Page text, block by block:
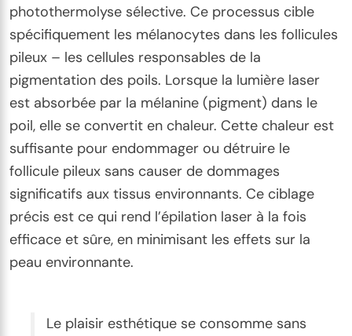
photothermolyse sélective. Ce processus cible
spécifiquement les mélanocytes dans les follicules
pileux – les cellules responsables de la
pigmentation des poils. Lorsque la lumière laser
est absorbée par la mélanine (pigment) dans le
poil, elle se convertit en chaleur. Cette chaleur est
suffisante pour endommager ou détruire le
follicule pileux sans causer de dommages
significatifs aux tissus environnants. Ce ciblage
précis est ce qui rend l’épilation laser à la fois
efficace et sûre, en minimisant les effets sur la
peau environnante.
Le plaisir esthétique se consomme sans